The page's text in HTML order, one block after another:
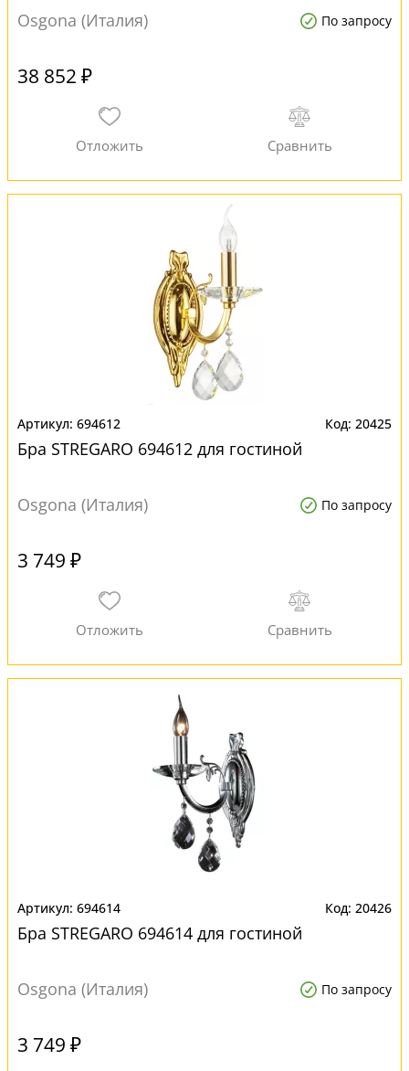
Osgona (Италия) По запросу
38 852 ₽
694612 20425
Бра STREGARO 694612 для гостиной
Osgona (Италия) По запросу
3 749 ₽
694614 20426
Бра STREGARO 694614 для гостиной
Osgona (Италия) По запросу
3 749 ₽